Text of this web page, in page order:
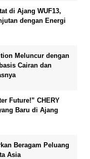
di Ajang WUF13,
dengan Energi
Meluncur dengan
Cairan dan
Future!” CHERY
Baru di Ajang
Beragam Peluang
Asia